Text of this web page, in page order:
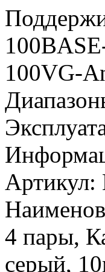
100VG-
Артикул:
4 пары,
серый,